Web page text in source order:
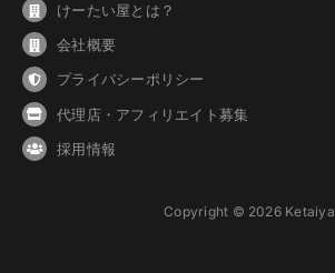
けーたい屋とは？
会社概要
プライバシーポリシー
代理店・アフィリエイト募集
採用情報
Copyright © 2026 Ketaiya